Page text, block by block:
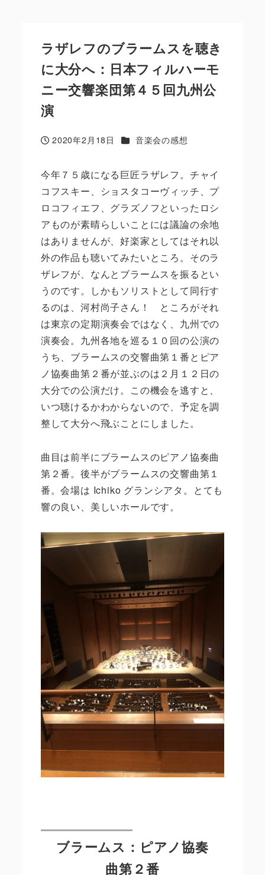
ラザレフのブラームスを聴き
に大分へ：日本フィルハーモ
ニー交響楽団第４５回九州公
演
投稿日
2020年2月18日 カテゴリー
音楽会の感想
今年７５歳になる巨匠ラザレフ。チャイ
コフスキー、ショスタコーヴィッチ、プ
ロコフィエフ、グラズノフといったロシ
アものが素晴らしいことには議論の余地
はありませんが、好楽家としてはそれ以
外の作品も聴いてみたいところ。そのラ
ザレフが、なんとブラームスを振るとい
うのです。しかもソリストとして同行す
るのは、河村尚子さん！ ところがそれ
は東京の定期演奏会ではなく、九州での
演奏会。九州各地を巡る１０回の公演の
うち、ブラームスの交響曲第１番とピア
ノ協奏曲第２番が並ぶのは２月１２日の
大分での公演だけ。この機会を逃すと、
いつ聴けるかわからないので、予定を調
整して大分へ飛ぶことにしました。
曲目は前半にブラームスのピアノ協奏曲
第２番。後半がブラームスの交響曲第１
番。会場は Ichiko グランシアタ。とても
響の良い、美しいホールです。
ブラームス：ピアノ協奏
曲第２番